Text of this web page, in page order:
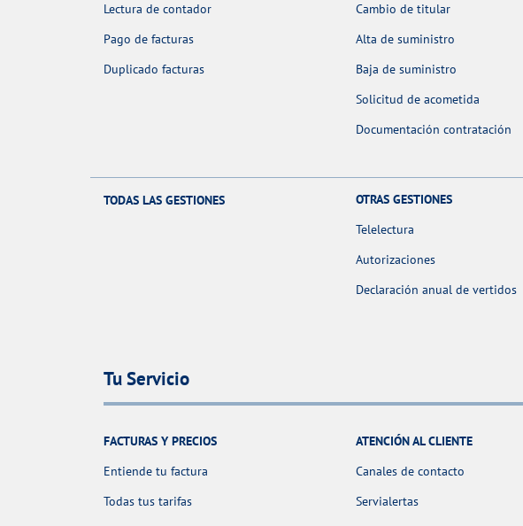
Lectura de contador
Pago de facturas
Duplicado facturas
Cambio de titular
Alta de suministro
Baja de suministro
Solicitud de acometida
Documentación contratación
TODAS LAS GESTIONES
OTRAS GESTIONES
Telelectura
Autorizaciones
Declaración anual de vertidos
Tu Servicio
FACTURAS Y PRECIOS
Entiende tu factura
Todas tus tarifas
ATENCIÓN AL CLIENTE
Canales de contacto
Servialertas